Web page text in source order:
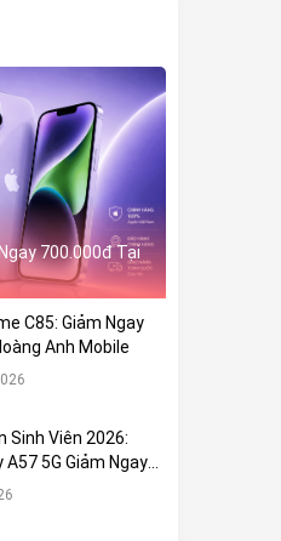
700.000đ Tại
C85: Giảm Ngay
Anh Mobile
Sinh Viên 2026:
5G Giảm Ngay